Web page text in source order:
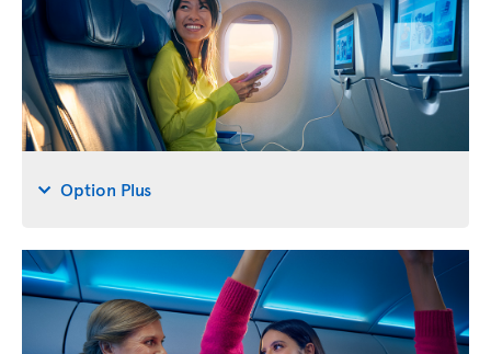
Option Plus